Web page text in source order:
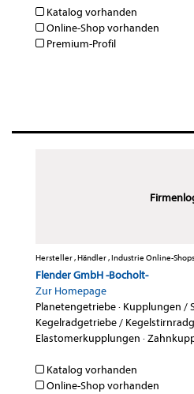
Katalog vorhanden
Online-Shop vorhanden
Premium-Profil
Hersteller , Händler , Industrie Online-Shops
Flender GmbH -Bocholt-
Zur Homepage
Planetengetriebe· Kupplungen /
Kegelradgetriebe /
Elastomerkupplungen ·
Katalog vorhanden
Online-Shop vorhanden